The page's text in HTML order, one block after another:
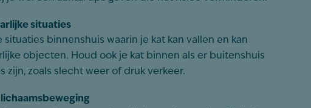
situaties
situaties binnenshuis waarin je kat kan vallen en kan
objecten. Houd ook je kat binnen als er buitenshuis
zijn, zoals slecht weer of druk verkeer.